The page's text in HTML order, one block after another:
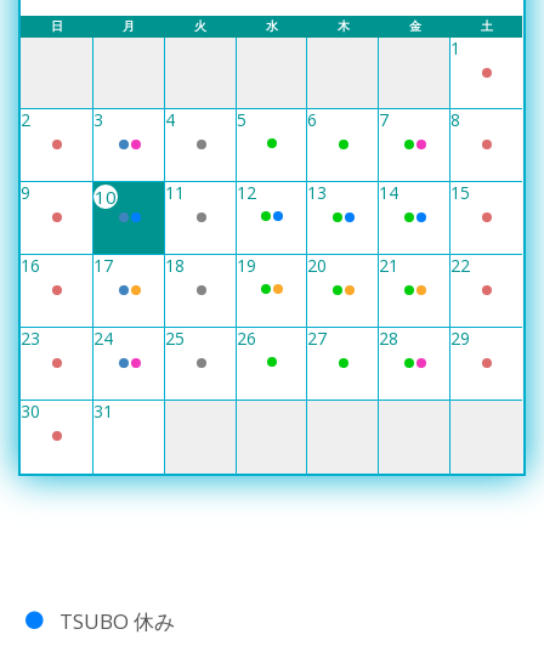
日 月 火 水 木 金 土
1
2 3 4 5 6 7 8
9 10 11 12 13 14 15
16 17 18 19 20 21 22
23 24 25 26 27 28 29
30 31
TSUBO 休み